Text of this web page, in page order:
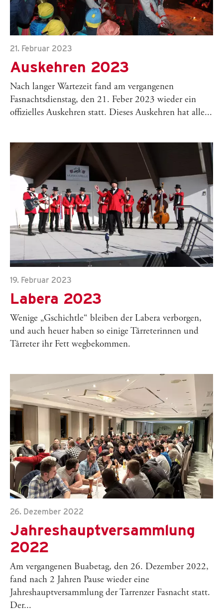
21. Februar 2023
Auskehren 2023
Nach langer Wartezeit fand am vergangenen
Fasnachtsdienstag, den 21. Feber 2023 wieder ein
offizielles Auskehren statt. Dieses Auskehren hat alle...
19. Februar 2023
Labera 2023
Wenige „Gschichtle“ bleiben der Labera verborgen,
und auch heuer haben so einige Tårreterinnen und
Tårreter ihr Fett wegbekommen.
26. Dezember 2022
Jahreshauptversammlung
2022
Am vergangenen Buabetag, den 26. Dezember 2022,
fand nach 2 Jahren Pause wieder eine
Jahreshauptversammlung der Tarrenzer Fasnacht statt.
Der...